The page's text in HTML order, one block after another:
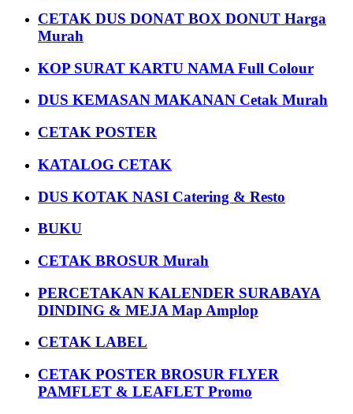
CETAK DUS DONAT BOX DONUT Harga
Murah
KOP SURAT KARTU NAMA Full Colour
DUS KEMASAN MAKANAN Cetak Murah
CETAK POSTER
KATALOG CETAK
DUS KOTAK NASI Catering & Resto
BUKU
CETAK BROSUR Murah
PERCETAKAN KALENDER SURABAYA
DINDING & MEJA Map Amplop
CETAK LABEL
CETAK POSTER BROSUR FLYER
PAMFLET & LEAFLET Promo